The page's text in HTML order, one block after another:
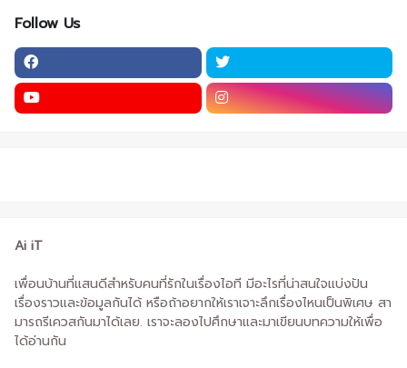
Follow Us
Ai iT
เพื่อนบ้านที่แสนดีสำหรับคนที่รักในเรื่องไอที มีอะไรที่น่าสนใจแบ่งปัน
เรื่องราวและข้อมูลกันได้ หรือถ้าอยากให้เราเจาะลึกเรื่องไหนเป็นพิเศษ สา
มารถรีเควสกันมาได้เลย. เราจะลองไปศึกษาและมาเขียนบทความให้เพื่อ
ได้อ่านกัน